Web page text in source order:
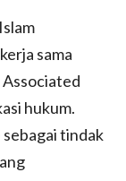
sama
hukum.
tindak